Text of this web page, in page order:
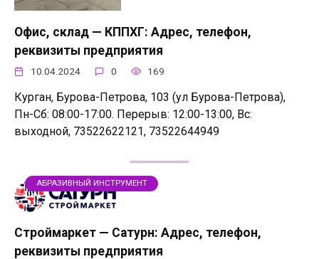
Офис, склад — КППХГ: Адрес, телефон,
реквизиты предприятия
10.04.2024 0 169
Курган, Бурова-Петрова, 103 (ул Бурова-Петрова),
Пн-Сб: 08:00-17:00. Перерыв: 12:00-13:00, Вс:
выходной, 73522622121, 73522644949
АБРАЗИВНЫЙ ИНСТРУМЕНТ
Строймаркет — Сатурн: Адрес, телефон,
реквизиты предприятия